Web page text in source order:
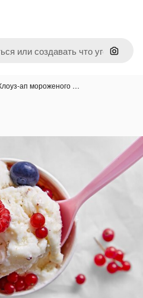
Поиск
ап мороженого …